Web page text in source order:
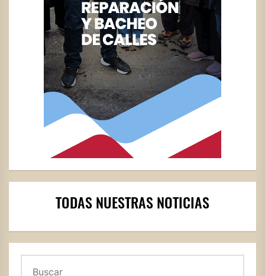
TODAS NUESTRAS NOTICIAS